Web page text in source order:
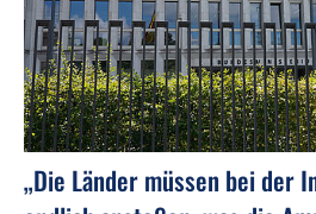
„Die Länder müssen bei der